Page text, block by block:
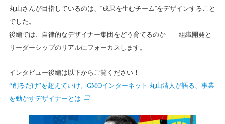
丸山さんが目指しているのは、“成果を生むチーム”をデザインすること
でした。
後編では、自律的なデザイナー集団をどう育てるのか——組織開発と
リーダーシップのリアルにフォーカスします。
インタビュー後編は以下からご覧ください！
“創るだけ”を超えていけ。GMOインターネット 丸山清人が語る、事業
を動かすデザイナーとは